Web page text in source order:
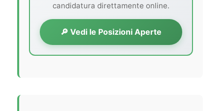
candidatura direttamente online.
🔎 Vedi le Posizioni Aperte